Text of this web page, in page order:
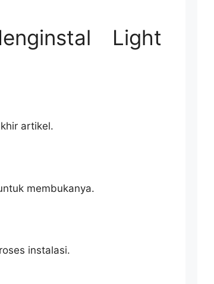
Light
artikel.
membukanya.
instalasi.